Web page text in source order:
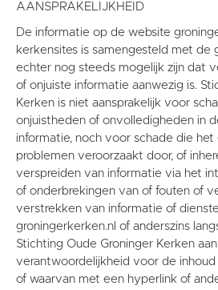
AANSPRAKELIJKHEID
De informatie op de website
kerkensites is samengesteld met de
echter nog steeds mogelijk zijn dat
of onjuiste informatie aanwezig is.
Kerken is niet aansprakelijk voor
onjuistheden of onvolledigheden in
informatie, noch voor schade die
problemen veroorzaakt door, of
verspreiden van informatie via het
of onderbrekingen van of fouten of
verstrekken van informatie of
groningerkerken.nl of anderszins
Stichting Oude Groninger Kerken
verantwoordelijkheid voor de inhoud
of waarvan met een hyperlink of